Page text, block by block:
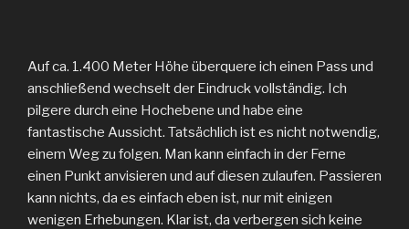
Auf ca. 1.400 Meter Höhe überquere ich einen Pass und
anschließend wechselt der Eindruck vollständig. Ich
pilgere durch eine Hochebene und habe eine
fantastische Aussicht. Tatsächlich ist es nicht notwendig,
einem Weg zu folgen. Man kann einfach in der Ferne
einen Punkt anvisieren und auf diesen zulaufen. Passieren
kann nichts, da es einfach eben ist, nur mit einigen
wenigen Erhebungen. Klar ist, da verbergen sich keine